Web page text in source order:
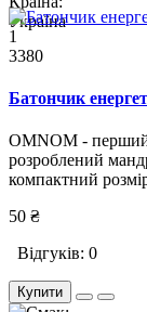
1
3380
Батончик
OMNOM - перший
розроблений
компактний
50 ₴
Відгуків: 0
Купити